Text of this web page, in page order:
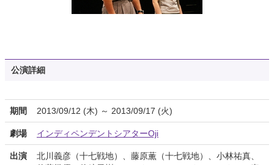
公演詳細
期間 2013/09/12 (木) ～ 2013/09/17 (火)
劇場 インディペンデントシアターOji
出演
北川義彦（十七戦地）、藤原薫（十七戦地）、小林祐真、